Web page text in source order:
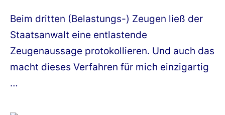
Beim dritten (Belastungs-) Zeugen ließ der
Staatsanwalt eine entlastende
Zeugenaussage protokollieren. Und auch das
macht dieses Verfahren für mich einzigartig
…